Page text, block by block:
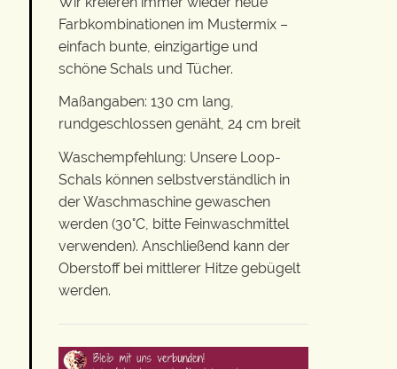
Farbkombinationen im Mustermix –
einfach bunte, einzigartige und
schöne Schals und Tücher.
Maßangaben: 130 cm lang,
rundgeschlossen genäht, 24 cm breit
Waschempfehlung: Unsere Loop-
Schals können selbstverständlich in
der Waschmaschine gewaschen
werden (30°C, bitte Feinwaschmittel
verwenden). Anschließend kann der
Oberstoff bei mittlerer Hitze gebügelt
werden.